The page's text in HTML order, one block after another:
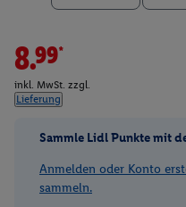
8.99*
inkl. MwSt. zzgl.
Lieferung
Sammle Lidl Punkte mit
Anmelden oder Konto
sammeln.